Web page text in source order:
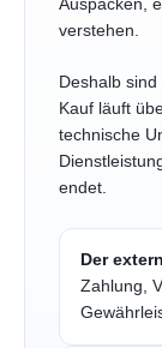
Auspacken,
verstehen.
Deshalb
Kauf läuft
technische
endet.
Der
Zahlung,